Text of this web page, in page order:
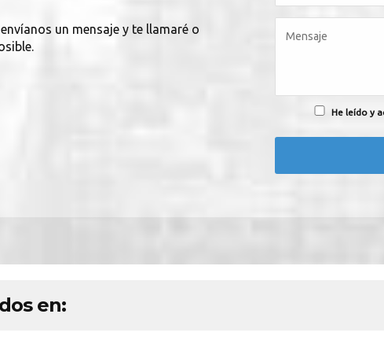
envíanos un mensaje y te llamaré o
He leído y
en: